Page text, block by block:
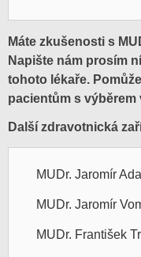
Máte zkušenosti s
Napište nám prosím
tohoto lékaře.
pacientům s
Další zdravotnická
MUDr. Jaromír
MUDr. Jaromír
MUDr. František